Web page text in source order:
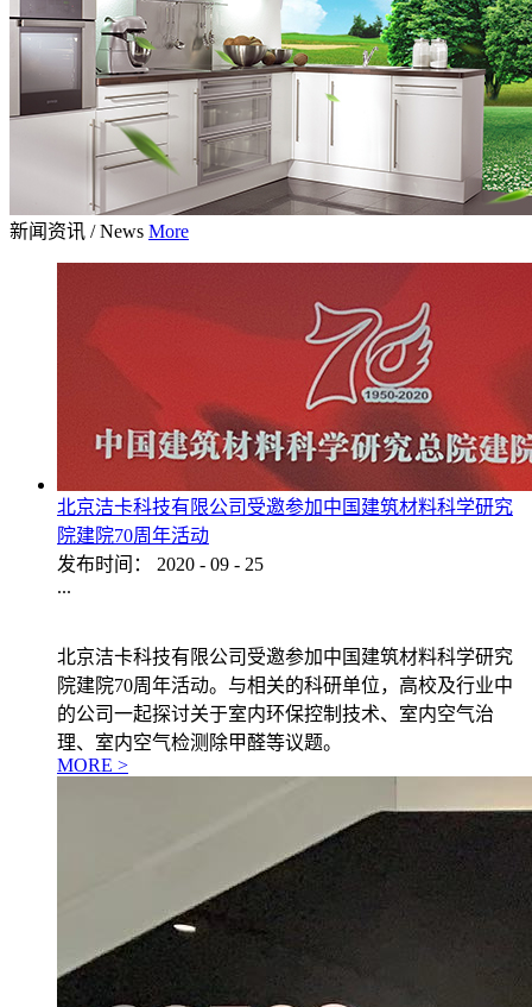
新闻资讯 / News More
北京洁卡科技有限公司受邀参加中国建筑材料科学研究
院建院70周年活动
发布时间：
2020 - 09 - 25
...
北京洁卡科技有限公司受邀参加中国建筑材料科学研究
院建院70周年活动。与相关的科研单位，高校及行业中
的公司一起探讨关于室内环保控制技术、室内空气治
理、室内空气检测除甲醛等议题。
MORE >